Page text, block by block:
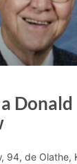
Donald
94, de Olathe,